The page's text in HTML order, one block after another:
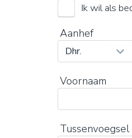
Ik wil als
Aanhef
Voornaam
Tussenvoegsel